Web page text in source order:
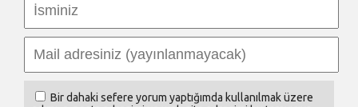
Bir dahaki sefere yorum yaptığımda kullanılmak üzere